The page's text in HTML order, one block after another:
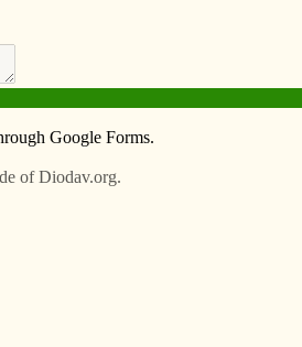
Video Resources/Links
el mensaje de